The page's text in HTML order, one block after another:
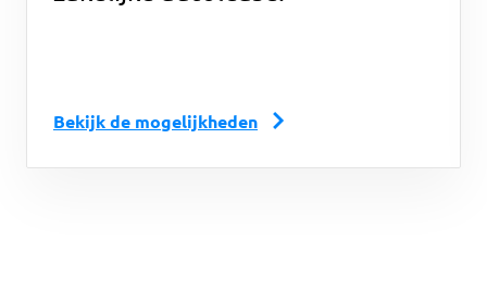
Onze belofte